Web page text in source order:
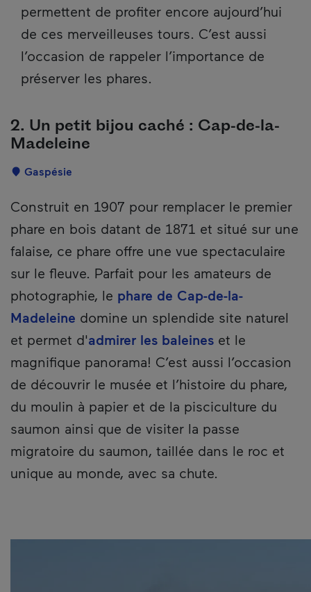
permettent de profiter encore aujourd’hui
de ces merveilleuses tours. C’est aussi
l’occasion de rappeler l’importance de
préserver les phares.
2. Un petit bijou caché : Cap-de-la-
Madeleine
Localisation
Gaspésie
Description
Construit en 1907 pour remplacer le premier
phare en bois datant de 1871 et situé sur une
falaise, ce phare offre une vue spectaculaire
sur le fleuve. Parfait pour les amateurs de
photographie, le phare de Cap-de-la-
Madeleine domine un splendide site naturel
et permet d'admirer les baleines et le
magnifique panorama! C’est aussi l’occasion
de découvrir le musée et l’histoire du phare,
du moulin à papier et de la pisciculture du
saumon ainsi que de visiter la passe
migratoire du saumon, taillée dans le roc et
unique au monde, avec sa chute.